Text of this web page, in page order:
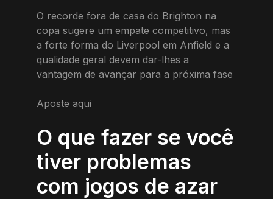
O recorde fora de casa do Brighton na
copa sugere um empate competitivo, mas
a forte forma do Liverpool em Anfield e a
qualidade geral devem dar-lhes a
vantagem de avançar para a próxima fase
Aposte aqui
O que fazer se você
tiver problemas
com jogos de azar